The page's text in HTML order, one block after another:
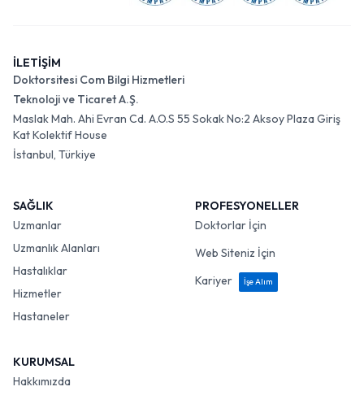
İLETİŞİM
Doktorsitesi Com Bilgi Hizmetleri
Teknoloji ve Ticaret A.Ş.
Maslak Mah. Ahi Evran Cd. A.O.S 55 Sokak No:2 Aksoy Plaza Giriş
Kat Kolektif House
İstanbul, Türkiye
SAĞLIK
Uzmanlar
Uzmanlık Alanları
Hastalıklar
Hizmetler
Hastaneler
PROFESYONELLER
Doktorlar İçin
Web Siteniz İçin
Kariyer
İşe Alım
KURUMSAL
Hakkımızda